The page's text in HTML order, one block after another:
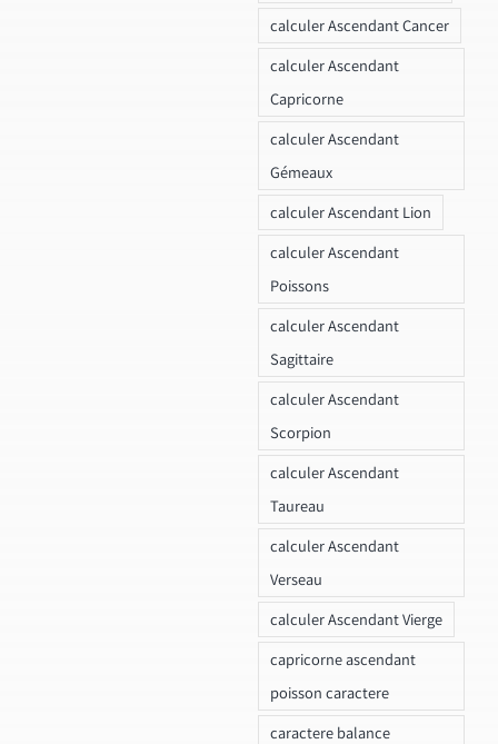
calculer Ascendant Cancer
calculer Ascendant
Capricorne
calculer Ascendant
Gémeaux
calculer Ascendant Lion
calculer Ascendant
Poissons
calculer Ascendant
Sagittaire
calculer Ascendant
Scorpion
calculer Ascendant
Taureau
calculer Ascendant
Verseau
calculer Ascendant Vierge
capricorne ascendant
poisson caractere
caractere balance